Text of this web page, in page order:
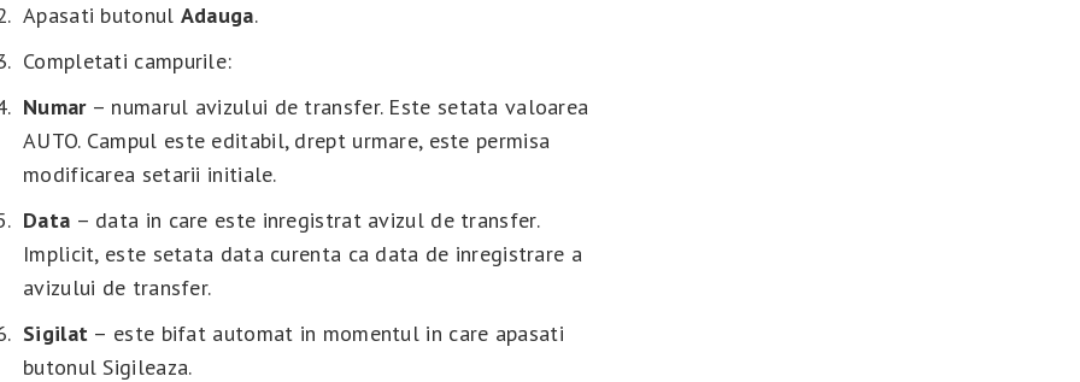
Apasati butonul Adauga.
Completati campurile:
Numar– numarul avizului de transfer. Este setata valoarea
AUTO. Campul este editabil, drept urmare, este permisa
modificarea setarii initiale.
Data – data in care este inregistrat avizul de transfer.
Implicit, este setata data curenta ca data de inregistrare a
avizului de transfer.
Sigilat – este bifat automat in momentul in care apasati
butonul Sigileaza.